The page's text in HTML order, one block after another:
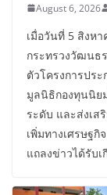
August 6, 2026
เมื่อวันที่ 5 สิงห
กระทรวงวัฒนธ
ตัวโครงการปร
มูลนิธิกองทุนนิย
ระดับ และส่งเส
เพิ่มทางเศรษฐกิ
แถลงข่าวได้รับเ